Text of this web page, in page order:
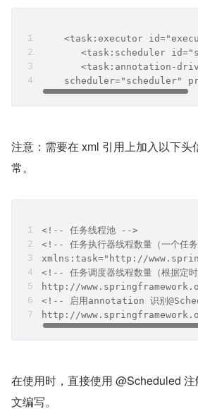
<task:executor
<task:scheduler
<task:annotation-
scheduler="scheduler"
注意：需要在 xml 引用上加入以下头
常。
<!-- 任务线程池 -->
<!-- 任务执行器线程数量（一个任
xmlns:task="http://
<!-- 任务调度器线程数量（根据定
http://
<!-- 启用annotation 识别
http://
在使用时，直接使用 @Scheduled
文编写。